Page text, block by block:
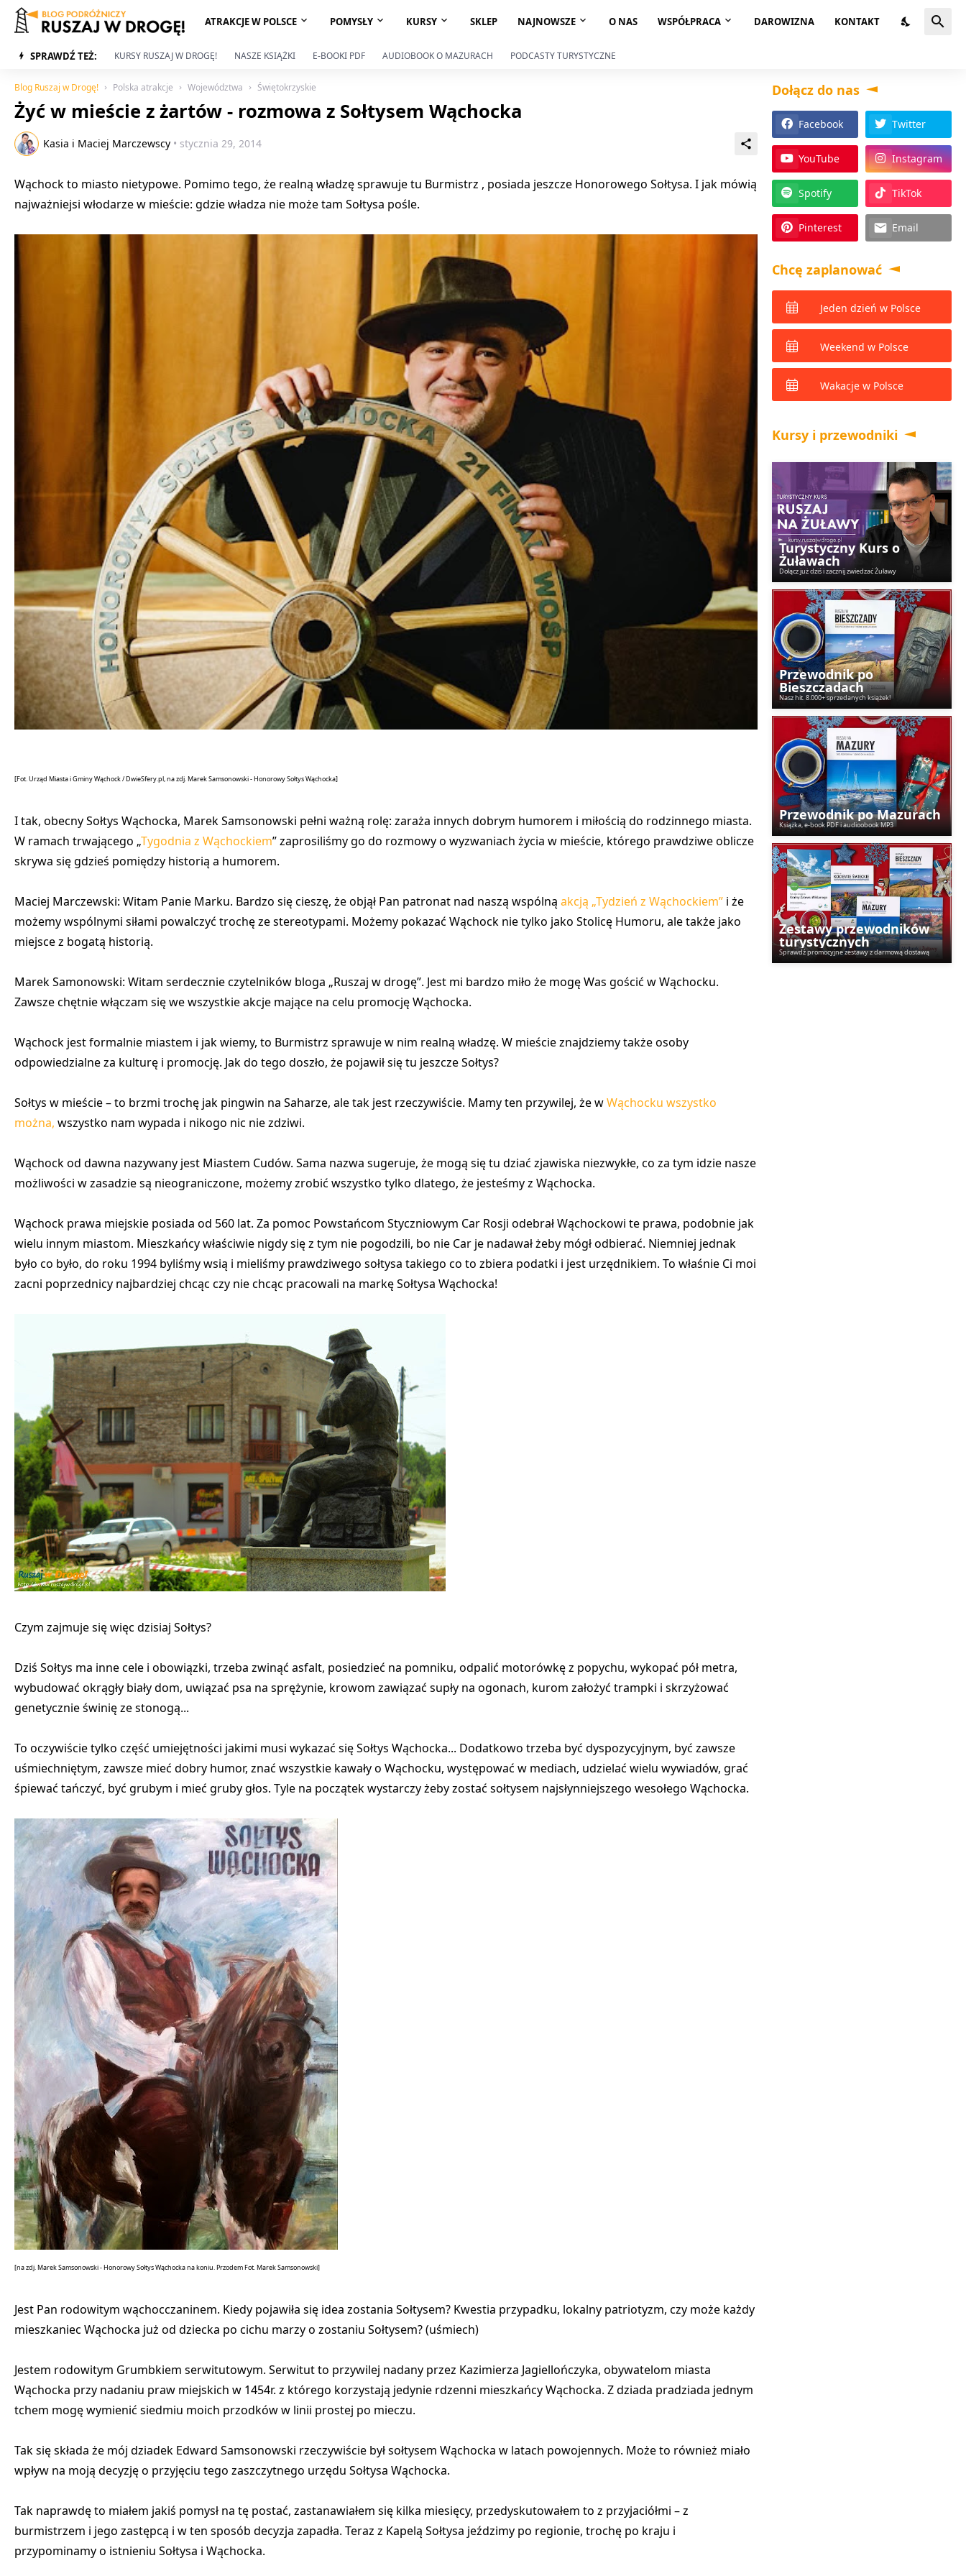
ATRAKCJE W POLSCE POMYSŁY KURSY SKLEP NAJNOWSZE O NAS WSPÓŁPRACA DAROWIZNA KONTAKT
SPRAWDŹ TEŻ: KURSY RUSZAJ W DROGĘ! NASZE KSIĄŻKI E-BOOKI PDF AUDIOBOOK O MAZURACH PODCASTY TURYSTYCZNE
Blog Ruszaj w Drogę! Polska atrakcje Województwa Świętokrzyskie
Żyć w mieście z żartów - rozmowa z Sołtysem Wąchocka
Kasia i Maciej Marczewscy • stycznia 29, 2014
Wąchock to miasto nietypowe. Pomimo tego, że realną władzę sprawuje tu Burmistrz , posiada jeszcze Honorowego Sołtysa. I jak mówią
najważniejsi włodarze w mieście: gdzie władza nie może tam Sołtysa pośle.
[Fot. Urząd Miasta i Gminy Wąchock / DwieSfery.pl, na zdj. Marek Samsonowski - Honorowy Sołtys Wąchocka]
I tak, obecny Sołtys Wąchocka, Marek Samsonowski pełni ważną rolę: zaraża innych dobrym humorem i miłością do rodzinnego miasta.
W ramach trwającego „Tygodnia z Wąchockiem” zaprosiliśmy go do rozmowy o wyzwaniach życia w mieście, którego prawdziwe oblicze
skrywa się gdzieś pomiędzy historią a humorem.
Maciej Marczewski: Witam Panie Marku. Bardzo się cieszę, że objął Pan patronat nad naszą wspólną akcją „Tydzień z Wąchockiem” i że
możemy wspólnymi siłami powalczyć trochę ze stereotypami. Możemy pokazać Wąchock nie tylko jako Stolicę Humoru, ale także jako
miejsce z bogatą historią.
Marek Samonowski: Witam serdecznie czytelników bloga „Ruszaj w drogę”. Jest mi bardzo miło że mogę Was gościć w Wąchocku.
Zawsze chętnie włączam się we wszystkie akcje mające na celu promocję Wąchocka.
Wąchock jest formalnie miastem i jak wiemy, to Burmistrz sprawuje w nim realną władzę. W mieście znajdziemy także osoby
odpowiedzialne za kulturę i promocję. Jak do tego doszło, że pojawił się tu jeszcze Sołtys?
Sołtys w mieście – to brzmi trochę jak pingwin na Saharze, ale tak jest rzeczywiście. Mamy ten przywilej, że wWąchocku wszystko
można, wszystko nam wypada i nikogo nic nie zdziwi.
Wąchock od dawna nazywany jest Miastem Cudów. Sama nazwa sugeruje, że mogą się tu dziać zjawiska niezwykłe, co za tym idzie nasze
możliwości w zasadzie są nieograniczone, możemy zrobić wszystko tylko dlatego, że jesteśmy z Wąchocka.
Wąchock prawa miejskie posiada od 560 lat. Za pomoc Powstańcom Styczniowym Car Rosji odebrał Wąchockowi te prawa, podobnie jak
wielu innym miastom. Mieszkańcy właściwie nigdy się z tym nie pogodzili, bo nie Car je nadawał żeby mógł odbierać. Niemniej jednak
było co było, do roku 1994 byliśmy wsią i mieliśmy prawdziwego sołtysa takiego co to zbiera podatki i jest urzędnikiem. To właśnie Ci moi
zacni poprzednicy najbardziej chcąc czy nie chcąc pracowali na markę Sołtysa Wąchocka!
Czym zajmuje się więc dzisiaj Sołtys?
Dziś Sołtys ma inne cele i obowiązki, trzeba zwinąć asfalt, posiedzieć na pomniku, odpalić motorówkę z popychu, wykopać pół metra,
wybudować okrągły biały dom, uwiązać psa na sprężynie, krowom zawiązać supły na ogonach, kurom założyć trampki i skrzyżować
genetycznie świnię ze stonogą...
To oczywiście tylko część umiejętności jakimi musi wykazać się Sołtys Wąchocka... Dodatkowo trzeba być dyspozycyjnym, być zawsze
uśmiechniętym, zawsze mieć dobry humor, znać wszystkie kawały o Wąchocku, występować w mediach, udzielać wielu wywiadów, grać
śpiewać tańczyć, być grubym i mieć gruby głos. Tyle na początek wystarczy żeby zostać sołtysem najsłynniejszego wesołego Wąchocka.
[na zdj. Marek Samsonowski - Honorowy Sołtys Wąchocka na koniu. Przodem Fot. Marek Samsonowski]
Jest Pan rodowitym wąchocczaninem. Kiedy pojawiła się idea zostania Sołtysem? Kwestia przypadku, lokalny patriotyzm, czy może każdy
mieszkaniec Wąchocka już od dziecka po cichu marzy o zostaniu Sołtysem? (uśmiech)
Jestem rodowitym Grumbkiem serwitutowym. Serwitut to przywilej nadany przez Kazimierza Jagiellończyka, obywatelom miasta
Wąchocka przy nadaniu praw miejskich w 1454r. z którego korzystają jedynie rdzenni mieszkańcy Wąchocka. Z dziada pradziada jednym
tchem mogę wymienić siedmiu moich przodków w linii prostej po mieczu.
Tak się składa że mój dziadek Edward Samsonowski rzeczywiście był sołtysem Wąchocka w latach powojennych. Może to również miało
wpływ na moją decyzję o przyjęciu tego zaszczytnego urzędu Sołtysa Wąchocka.
Tak naprawdę to miałem jakiś pomysł na tę postać, zastanawiałem się kilka miesięcy, przedyskutowałem to z przyjaciółmi – z
burmistrzem i jego zastępcą i w ten sposób decyzja zapadła. Teraz z Kapelą Sołtysa jeździmy po regionie, trochę po kraju i
przypominamy o istnieniu Sołtysa i Wąchocka.
Dołącz do nas
Facebook Twitter
YouTube Instagram
Spotify TikTok
Pinterest Email
Chcę zaplanować
Jeden dzień w Polsce
Weekend w Polsce
Wakacje w Polsce
Kursy i przewodniki
Turystyczny Kurs o
Żuławach
Dołącz już dziś i zacznij zwiedzać Żuławy
Przewodnik po
Bieszczadach
Nasz hit. 8.000+ sprzedanych książek!
Przewodnik po Mazurach
Książka, e-book PDF i audioobook MP3
Zestawy przewodników
turystycznych
Sprawdź promocyjne zestawy z darmową dostawą